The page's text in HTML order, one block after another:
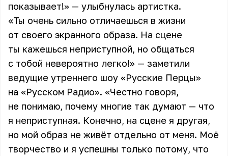
показывает!» — улыбнулась артистка.
«Ты очень сильно отличаешься в жизни
от своего экранного образа. На сцене
ты кажешься неприступной, но общаться
с тобой невероятно легко!» — заметили
ведущие утреннего шоу «Русские Перцы»
на «Русском Радио». «Честно говоря,
не понимаю, почему многие так думают — что
я неприступная. Конечно, на сцене я другая,
но мой образ не живёт отдельно от меня. Моё
творчество и я успешны только потому, что